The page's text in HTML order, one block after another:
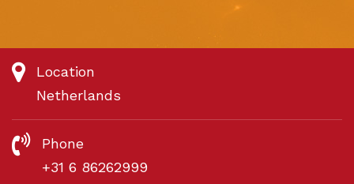
Location
Netherlands
Phone
+31 6 86262999